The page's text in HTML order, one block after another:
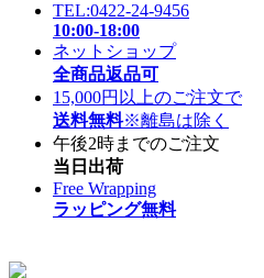
TEL:0422-24-9456
10:00-18:00
ネットショップ
全商品返品可
15,000円以上のご注文で
送料無料※離島は除く
午後2時までのご注文
当日出荷
Free Wrapping
ラッピング無料